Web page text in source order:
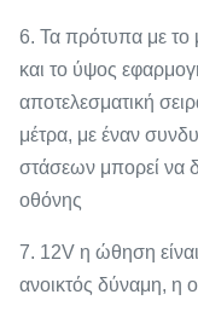
6. Τα πρότυπα με το
και το ύψος
αποτελεσματική
μέτρα, με έναν
στάσεων μπορεί να
οθόνης
7. 12V η ώθηση
ανοικτός δύναμη, η